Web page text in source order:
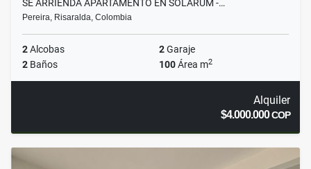
SE ARRIENDA APARTAMENTO EN SOLARUM -…
Pereira, Risaralda, Colombia
2Alcobas 2Garaje
2 Baños 100Área m2
Alquiler
$4.000.000COP